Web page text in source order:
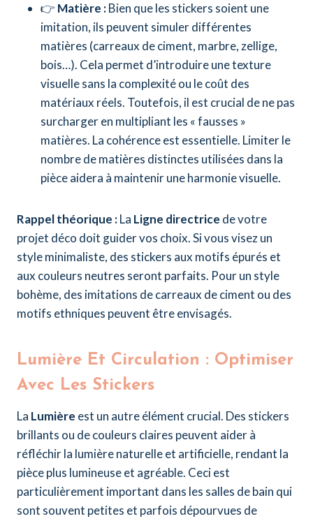
👉 Matière :Bien que les stickers soient une
imitation, ils peuvent simuler différentes
matières (carreaux de ciment, marbre, zellige,
bois…). Cela permet d’introduire une texture
visuelle sans la complexité ou le coût des
matériaux réels. Toutefois, il est crucial de ne pas
surcharger en multipliant les « fausses »
matières. La cohérence est essentielle. Limiter le
nombre de matières distinctes utilisées dans la
pièce aidera à maintenir une harmonie visuelle.
Rappel théorique :La Ligne directrice de votre
projet déco doit guider vos choix. Si vous visez un
style minimaliste, des stickers aux motifs épurés et
aux couleurs neutres seront parfaits. Pour un style
bohème, des imitations de carreaux de ciment ou des
motifs ethniques peuvent être envisagés.
Lumière Et Circulation : Optimiser
Avec Les Stickers
La Lumière est un autre élément crucial. Des stickers
brillants ou de couleurs claires peuvent aider à
réfléchir la lumière naturelle et artificielle, rendant la
pièce plus lumineuse et agréable. Ceci est
particulièrement important dans les salles de bain qui
sont souvent petites et parfois dépourvues de